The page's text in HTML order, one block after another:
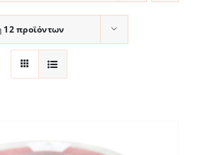
Outlet
Shop
Λογαριασμός
12 προϊόντων